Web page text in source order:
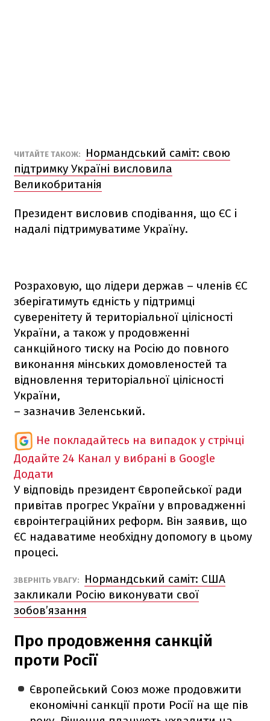
ЧИТАЙТЕ ТАКОЖ:
Нормандський саміт: свою
підтримку Україні висловила
Великобританія
Президент висловив сподівання, що ЄС і
надалі підтримуватиме Україну.
Розраховую, що лідери держав – членів ЄС
зберігатимуть єдність у підтримці
суверенітету й територіальної цілісності
України, а також у продовженні
санкційного тиску на Росію до повного
виконання мінських домовленостей та
відновлення територіальної цілісності
України,
– зазначив Зеленський.
Не покладайтесь на випадок у стрічці
Додайте 24 Канал у вибрані в Google
Додати
У відповідь президент Європейської ради
привітав прогрес України у впровадженні
євроінтеграційних реформ. Він заявив, що
ЄС надаватиме необхідну допомогу в цьому
процесі.
ЗВЕРНІТЬ УВАГУ:
Нормандський саміт: США
закликали Росію виконувати свої
зобов’язання
Про продовження санкцій
проти Росії
Європейський Союз може продовжити
економічні санкції проти Росії на ще пів